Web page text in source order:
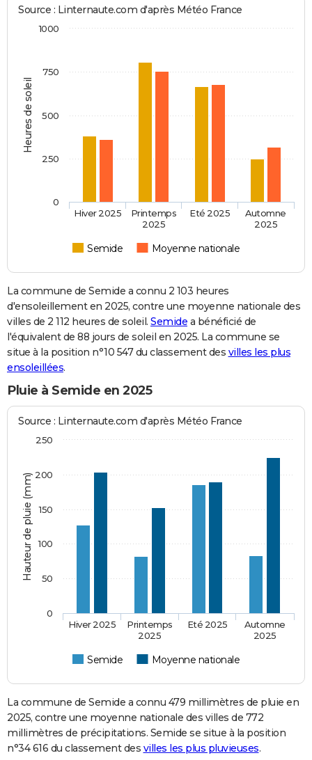
Heures de soleil
Source : Linternaute.com d'après Météo France
Semide Moyenne nationale
Hiver 2025
Printemps
2025
Eté 2025
Automne
2025
0
250
500
750
1000
La commune de Semide a connu 2 103 heures
d'ensoleillement en 2025, contre une moyenne nationale des
villes de 2 112 heures de soleil. Semide a bénéficié de
l'équivalent de 88 jours de soleil en 2025. La commune se
situe à la position n°10 547 du classement des villes les plus
ensoleillées.
Pluie à Semide en 2025
Hauteur de pluie (mm)
Source : Linternaute.com d'après Météo France
Semide Moyenne nationale
Hiver 2025
Printemps
2025
Eté 2025
Automne
2025
0
50
100
150
200
250
La commune de Semide a connu 479 millimètres de pluie en
2025, contre une moyenne nationale des villes de 772
millimètres de précipitations. Semide se situe à la position
n°34 616 du classement des villes les plus pluvieuses.